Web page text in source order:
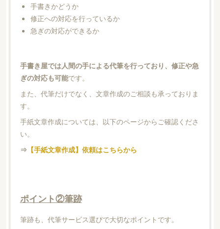
手書きかどうか
修正への対応を行っているか
急ぎの対応ができるか
手書き屋では人間の手による代筆を行っており、修正や急
ぎの対応も可能です。
また、代筆だけでなく、文章作成のご相談も承っておりま
す。
手紙文章作成については、以下のページからご確認くださ
い。
⇒【手紙文章作成】依頼はこちらから
ポイント②筆跡
筆跡も、代筆サービス選びで大切なポイントです。